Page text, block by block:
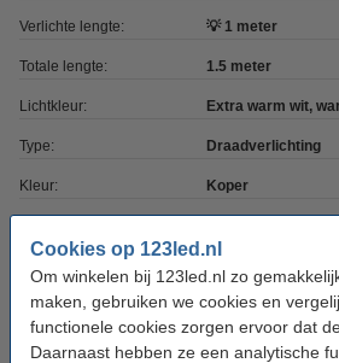
Cookies op 123led.nl
Om winkelen bij 123led.nl zo
maken, gebruiken we cookies en
functionele cookies zorgen ervoor dat
Daarnaast hebben ze een analytische
Verlichte lengte: 💡 1 meter
Totale lengte: 1.5 meter
Lichtkleur: Extra warm wit,
Type: Draadverlichting
Kleur: Koper
Batterijen inbegrepen: Nee
Batterijtype: